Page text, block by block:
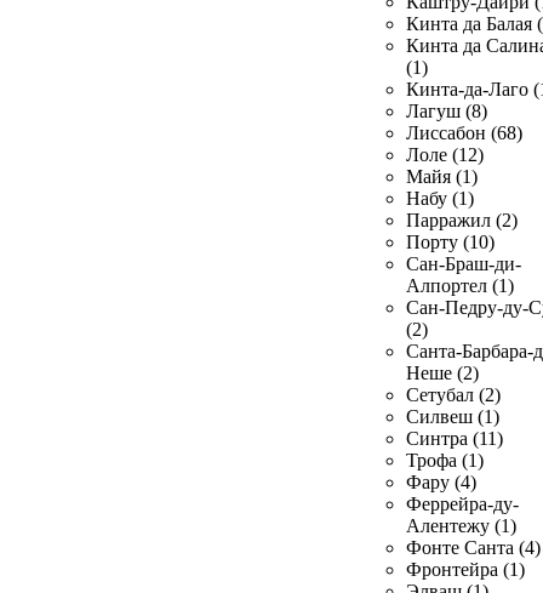
Кинта да Балая
Кинта да
(1)
Кинта-да-Лаго
Лагуш (8)
Лиссабон (68)
Лоле (12)
Майя (1)
Набу (1)
Парражил (2)
Порту (10)
Сан-Браш-ди-
Алпортел (1)
Сан-Педру-ду-
(2)
Санта-Барбара-
Неше (2)
Сетубал (2)
Силвеш (1)
Синтра (11)
Трофа (1)
Фару (4)
Феррейра-ду-
Алентежу (1)
Фонте Санта (4)
Фронтейра (1)